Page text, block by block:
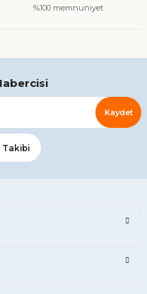
%100 memnuniyet
Kaydet
Takibi